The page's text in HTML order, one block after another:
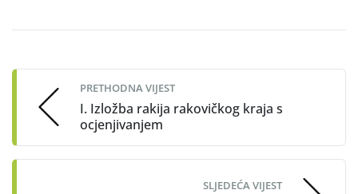
navigation
PRETHODNA VIJEST
I. Izložba rakija rakovičkog kraja s
ocjenjivanjem
SLJEDEĆA VIJEST